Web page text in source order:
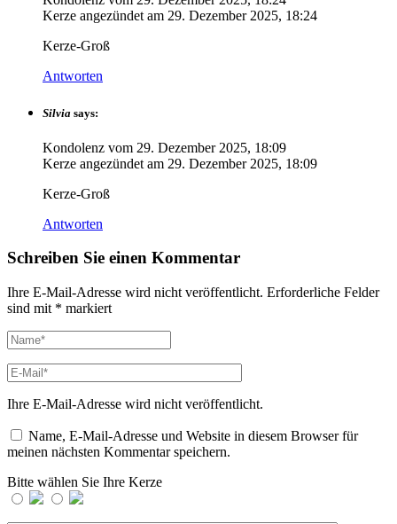
Kerze angezündet am 29. Dezember 2025, 18:24
Kerze-Groß
Antworten
Silvia says:
Kondolenz vom 29. Dezember 2025, 18:09
Kerze angezündet am 29. Dezember 2025, 18:09
Kerze-Groß
Antworten
Schreiben Sie einen Kommentar
Ihre E-Mail-Adresse wird nicht veröffentlicht. Erforderliche Felder
sind mit * markiert
Ihre E-Mail-Adresse wird nicht veröffentlicht.
Name, E-Mail-Adresse und Website in diesem Browser für
meinen nächsten Kommentar speichern.
Bitte wählen Sie Ihre Kerze